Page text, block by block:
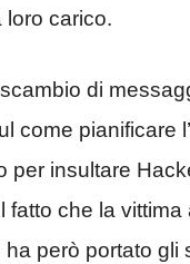
loro carico.
di
come pianificare
per insultare
fatto che la vittima
però portato gli